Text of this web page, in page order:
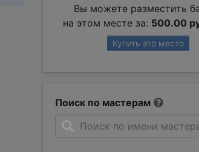
Вы можете разместить
на этом месте за: 500.00
Купить это место
Поиск по мастерам